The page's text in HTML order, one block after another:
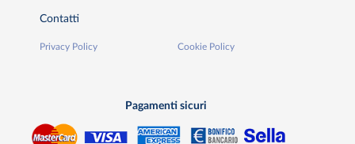
Contatti
Privacy Policy Cookie Policy
Pagamenti sicuri